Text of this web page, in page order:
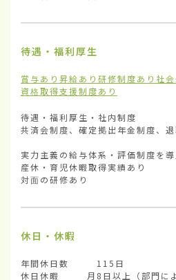
待遇・福利厚生
賞与あり 昇給あり 研修制度あり 社
資格取得支援制度あり
待遇・福利厚生・社内制度
共済会制度、確定拠出年金制度、
実力主義の給与体系・評価制度を導
産休・育児休暇取得実績あり
対面の研修あり
休日・休暇
年間休日数        115日
休日休暇        月8日以上（部門に